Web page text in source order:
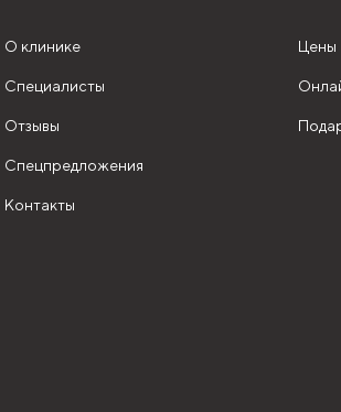
О клинике
Специалисты
Отзывы
Спецпредложения
Контакты
Цены